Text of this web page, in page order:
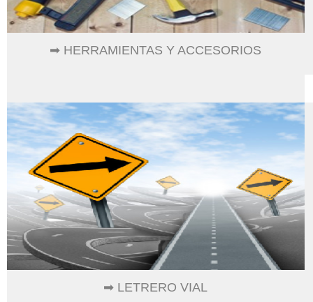
➡ HERRAMIENTAS Y ACCESORIOS
➡ LETRERO VIAL